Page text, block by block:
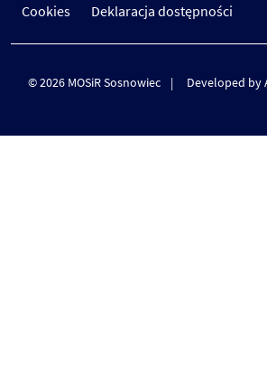
Cookies Deklaracja dostępności
© 2026 MOSiR Sosnowiec Developed by